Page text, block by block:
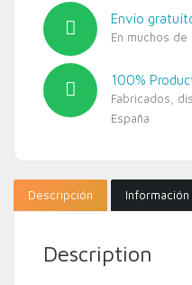
Envío
En muchos
100%
Fabricados,
España
Descripción
Description